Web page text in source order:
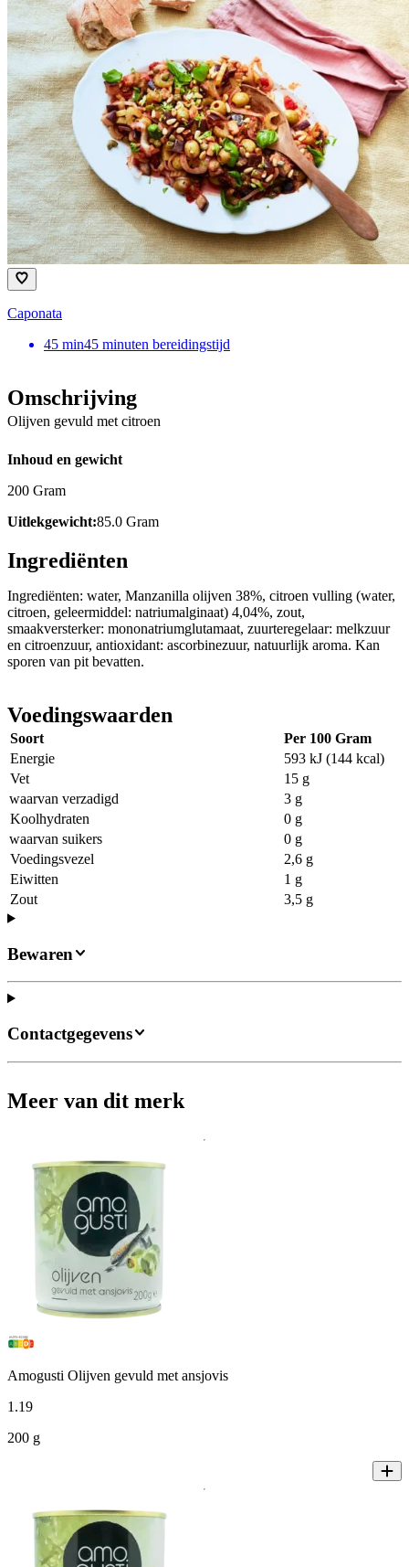
Caponata
45 min45 minuten bereidingstijd
Omschrijving
Olijven gevuld met citroen
Inhoud en gewicht
200 Gram
Uitlekgewicht:85.0 Gram
Ingrediënten
Ingrediënten: water, Manzanilla olijven 38%, citroen vulling (water,
citroen, geleermiddel: natriumalginaat) 4,04%, zout,
smaakversterker: mononatriumglutamaat, zuurteregelaar: melkzuur
en citroenzuur, antioxidant: ascorbinezuur, natuurlijk aroma. Kan
sporen van pit bevatten.
Voedingswaarden
Soort
Per 100 Gram
Energie
593 kJ (144 kcal)
Vet
15 g
waarvan verzadigd
3 g
Koolhydraten
0 g
waarvan suikers
0 g
Voedingsvezel
2,6 g
Eiwitten
1 g
Zout
3,5 g
Bewaren
Contactgegevens
Meer van dit merk
Amogusti Olijven gevuld met ansjovis
1 .19
200 g